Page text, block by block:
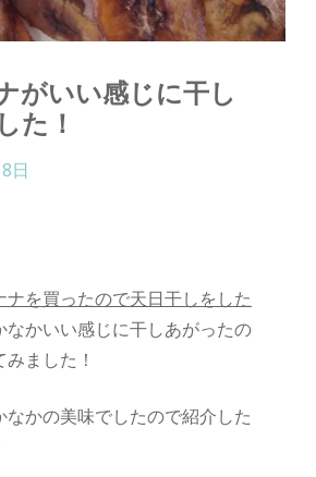
がいい感じに干し
た！
日
ナを買ったので天日干しをした
なかいい感じに干しあがったの
ました！
なかの美味でしたので紹介した